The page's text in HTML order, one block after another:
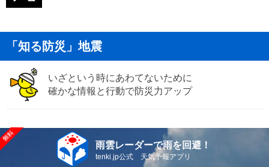
「知る防災」地震
いざという時にあわてないために
確かな情報と行動で防災力アップ
雨雲レーダーで雨を回避！
tenki.jp公式 天気予報アプリ